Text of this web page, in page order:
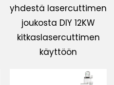
yhdestä lasercuttimen
joukosta DIY 12KW
kitkaslasercuttimen
käyttöön